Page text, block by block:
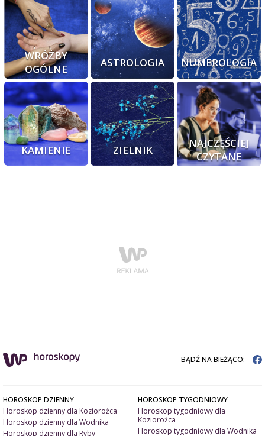
WRÓŻBY
OGÓLNE
ASTROLOGIA NUMEROLOGIA
KAMIENIE ZIELNIK
NAJCZĘŚCIEJ
CZYTANE
BĄDŹ NA BIEŻĄCO:
HOROSKOP DZIENNY
Horoskop dzienny dla Koziorożca
Horoskop dzienny dla Wodnika
Horoskop dzienny dla Ryby
HOROSKOP TYGODNIOWY
Horoskop tygodniowy dla
Koziorożca
Horoskop tygodniowy dla Wodnika